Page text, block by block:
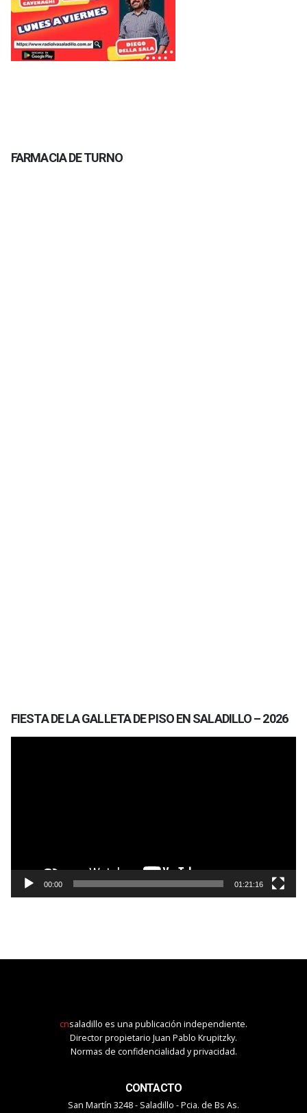
FARMACIA DE TURNO
FIESTA DE LA GALLETA DE PISO EN SALADILLO – 2026
00:00 01:21:16
cnsaladillo es una publicación independiente.
Director propietario Juan Pablo Krupitzky.
Normas de confidencialidad y privacidad.
CONTACTO
San Martín 3248 - Saladillo - Pcia. de Bs As.